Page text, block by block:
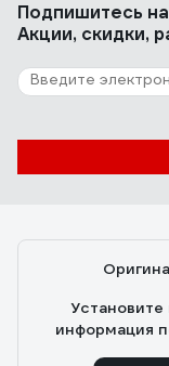
Подпишитесь
Акции, скидки,
информация